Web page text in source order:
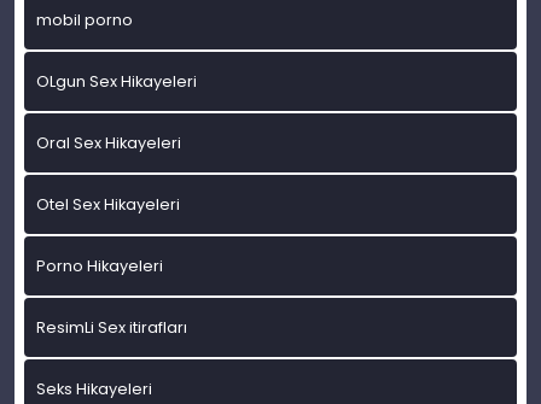
mobil porno
OLgun Sex Hikayeleri
Oral Sex Hikayeleri
Otel Sex Hikayeleri
Porno Hikayeleri
ResimLi Sex itirafları
Seks Hikayeleri